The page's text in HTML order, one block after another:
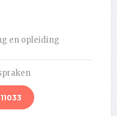
en opleiding